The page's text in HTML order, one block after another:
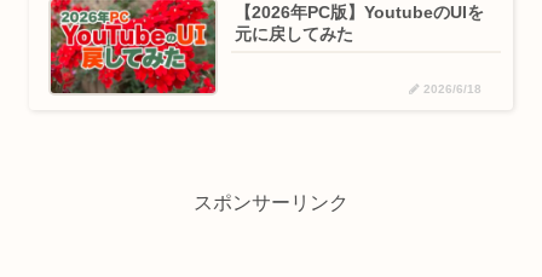
【2026年PC版】YoutubeのUIを
元に戻してみた
2026/6/18
スポンサーリンク